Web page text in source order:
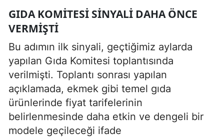
GIDA KOMITESI SINYALI DAHA ÖNCE
VERMIŞTI
Bu adımın ilk sinyali, geçtiğimiz aylarda
yapılan Gıda Komitesi toplantısında
verilmişti. Toplantı sonrası yapılan
açıklamada, ekmek gibi temel gıda
ürünlerinde fiyat tarifelerinin
belirlenmesinde daha etkin ve dengeli bir
modele geçileceği ifade